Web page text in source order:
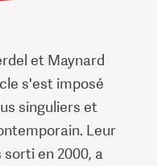
et Maynard
s'est imposé
singuliers et
Leur
en 2000, a